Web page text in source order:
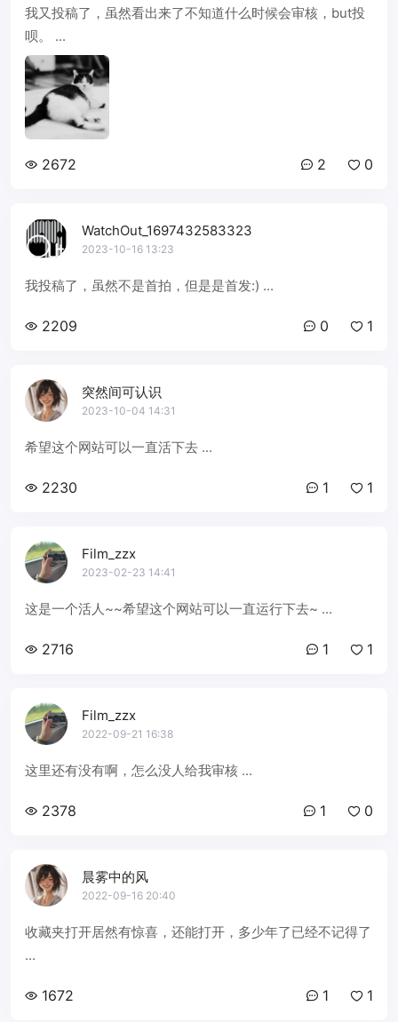
我又投稿了，虽然看出来了不知道什么时候会审核，but投
呗。 ...
2672 2 0
WatchOut_1697432583323
2023-10-16 13:23
我投稿了，虽然不是首拍，但是是首发:) ...
2209 0 1
突然间可认识
2023-10-04 14:31
希望这个网站可以一直活下去 ...
2230 1 1
Film_zzx
2023-02-23 14:41
这是一个活人~~希望这个网站可以一直运行下去~ ...
2716 1 1
Film_zzx
2022-09-21 16:38
这里还有没有啊，怎么没人给我审核 ...
2378 1 0
晨雾中的风
2022-09-16 20:40
收藏夹打开居然有惊喜，还能打开，多少年了已经不记得了
...
1672 1 1